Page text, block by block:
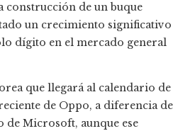
construcción de un buque
un crecimiento significativo
dígito en el mercado general
que llegará al calendario de
de Oppo, a diferencia de
de Microsoft, aunque ese